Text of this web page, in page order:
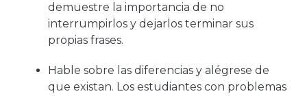
demuestre la importancia de no
interrumpirlos y dejarlos terminar sus
propias frases.
Hable sobre las diferencias y alégrese de
que existan. Los estudiantes con problemas